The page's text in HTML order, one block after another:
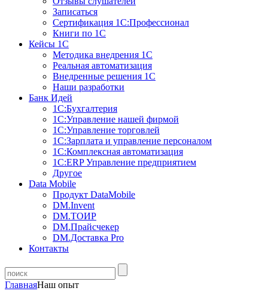
Записаться
Сертификация 1С:Профессионал
Книги по 1С
Кейсы 1С
Методика внедрения 1С
Реальная автоматизация
Внедренные решения 1С
Наши разработки
Банк Идей
1С:Бухгалтерия
1С:Управление нашей фирмой
1С:Управление торговлей
1С:Зарплата и управление персоналом
1С:Комплексная автоматизация
1С:ERP Управление предприятием
Другое
Data Mobile
Продукт DataMobile
DM.Invent
DM.ТОИР
DM.Прайсчекер
DM.Доставка Pro
Контакты
ГлавнаяНаш опыт